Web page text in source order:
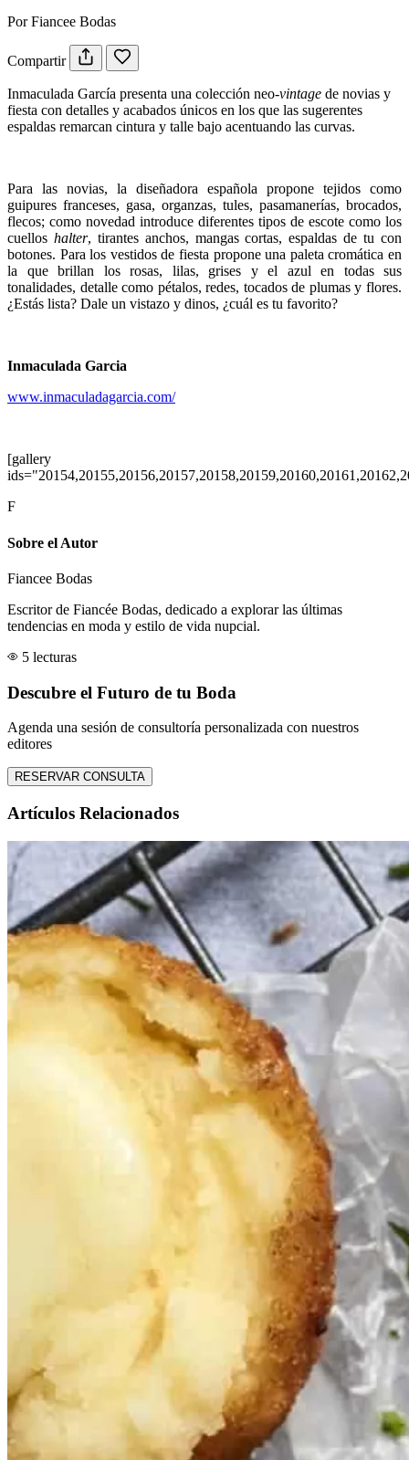
Por Fiancee Bodas
Compartir
Inmaculada García presenta una colección neo-vintage de novias y
fiesta con detalles y acabados únicos en los que las sugerentes
espaldas remarcan cintura y talle bajo acentuando las curvas.
Para las novias, la diseñadora española propone tejidos como
guipures franceses, gasa, organzas, tules, pasamanerías, brocados,
flecos; como novedad introduce diferentes tipos de escote como los
cuellos halter, tirantes anchos, mangas cortas, espaldas de tu con
botones. Para los vestidos de fiesta propone una paleta cromática en
la que brillan los rosas, lilas, grises y el azul en todas sus
tonalidades, detalle como pétalos, redes, tocados de plumas y flores.
¿Estás lista? Dale un vistazo y dinos, ¿cuál es tu favorito?
Inmaculada Garcia
www.inmaculadagarcia.com/
[gallery
F
Sobre el Autor
Fiancee Bodas
Escritor de Fiancée Bodas, dedicado a explorar las últimas
tendencias en moda y estilo de vida nupcial.
5 lecturas
Descubre el Futuro de tu Boda
Agenda una sesión de consultoría personalizada con nuestros
editores
RESERVAR CONSULTA
Artículos Relacionados